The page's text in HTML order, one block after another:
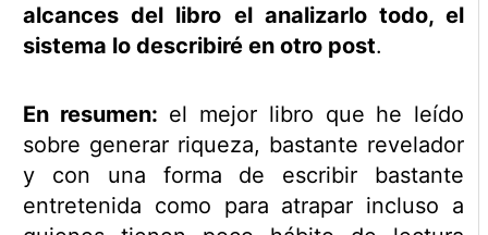
alcances del libro el analizarlo todo, el
sistema lo describiré en otro post.
En resumen: el mejor libro que he leído
sobre generar riqueza, bastante revelador
y con una forma de escribir bastante
entretenida como para atrapar incluso a